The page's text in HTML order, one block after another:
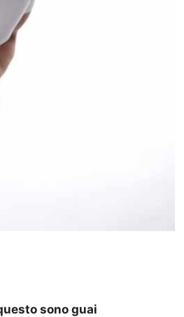
sono guai